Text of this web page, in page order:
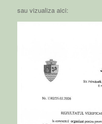
sau vizualiza aici: